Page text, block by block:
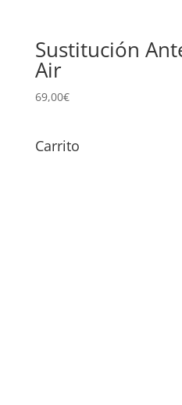
Sustitución
Air
69,00€
Carrito